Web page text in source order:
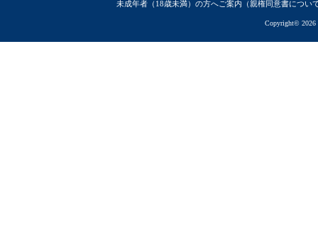
未成年者（18歳未満）の方へご案内（親権同意書につい
Copyright© 2026